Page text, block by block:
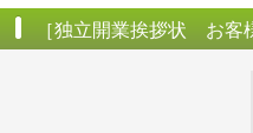
［独立開業挨拶状 お客